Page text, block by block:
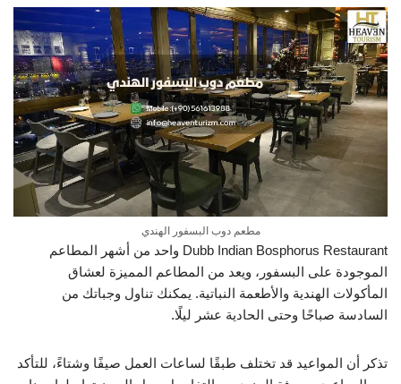
مطعم دوب البسفور الهندي
Dubb Indian Bosphorus Restaurant واحد من أشهر المطاعم
الموجودة على البسفور، ويعد من المطاعم المميزة لعشاق
المأكولات الهندية والأطعمة النباتية. يمكنك تناول وجباتك من
السادسة صباحًا وحتى الحادية عشر ليلًا.
تذكر أن المواعيد قد تختلف طبقًا لساعات العمل صيفًا وشتاءً، للتأكد